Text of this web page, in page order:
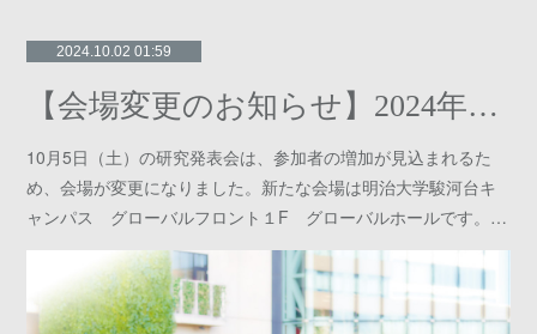
2024.10.02 01:59
【会場変更のお知らせ】2024年度東京公開研究発表会
10月5日（土）の研究発表会は、参加者の増加が見込まれるた
め、会場が変更になりました。新たな会場は明治大学駿河台キ
ャンパス グローバルフロント１F グローバルホールです。…